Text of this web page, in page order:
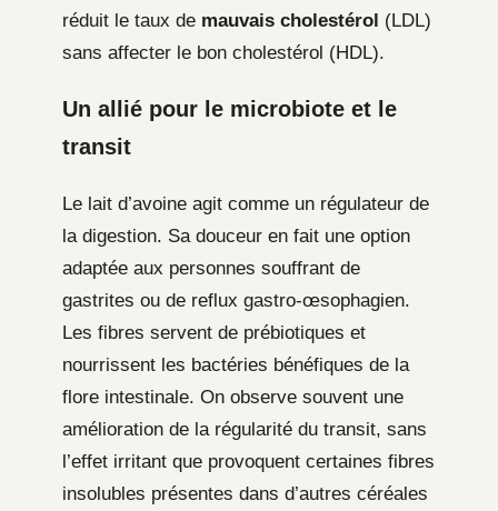
réduit le taux de mauvais cholestérol (LDL)
sans affecter le bon cholestérol (HDL).
Un allié pour le microbiote et le
transit
Le lait d’avoine agit comme un régulateur de
la digestion. Sa douceur en fait une option
adaptée aux personnes souffrant de
gastrites ou de reflux gastro-œsophagien.
Les fibres servent de prébiotiques et
nourrissent les bactéries bénéfiques de la
flore intestinale. On observe souvent une
amélioration de la régularité du transit, sans
l’effet irritant que provoquent certaines fibres
insolubles présentes dans d’autres céréales